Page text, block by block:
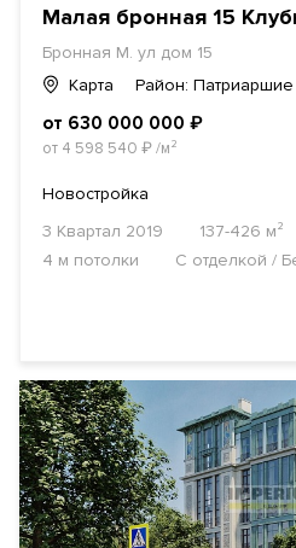
Малая бронная 15
Бронная М. ул дом 15
Карта
Район:
от 630 000 000 ₽
от 4 598 540 ₽/м²
Новостройка
3 Квартал 2019
137-426 м²
4 м потолки
С отделкой /